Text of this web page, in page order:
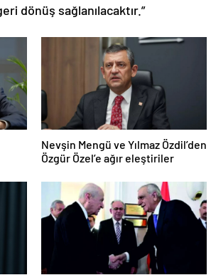
dönüş sağlanılacaktır.”
Nevşin Mengü ve Yılmaz Özdil’den
Özgür Özel’e ağır eleştiriler